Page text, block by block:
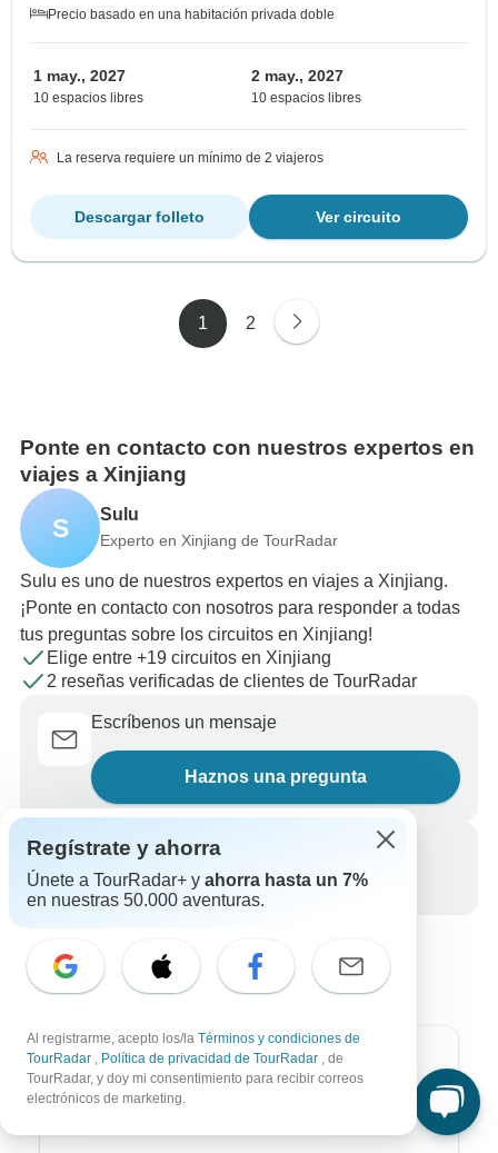
Precio basado en una habitación privada doble
1 may., 2027
10 espacios libres
2 may., 2027
10 espacios libres
La reserva requiere un mínimo de 2 viajeros
Ver circuito
Descargar folleto
1 2
Ponte en contacto con nuestros expertos en
viajes a Xinjiang
S Sulu
Experto en Xinjiang de TourRadar
Sulu es uno de nuestros expertos en viajes a Xinjiang.
¡Ponte en contacto con nosotros para responder a todas
tus preguntas sobre los circuitos en Xinjiang!
Elige entre +19 circuitos en Xinjiang
2 reseñas verificadas de clientes de TourRadar
Escríbenos un mensaje
Haznos una pregunta
Llámanos
+34 933 938 984
Destinos más populares
Regístrate y ahorra
Únete a TourRadar+ y ahorra hasta un 7%
en nuestras 50.000 aventuras.
Al registrarme, acepto los/la Términos y condiciones de
TourRadar , Política de privacidad de TourRadar , de
TourRadar, y doy mi consentimiento para recibir correos
electrónicos de marketing.